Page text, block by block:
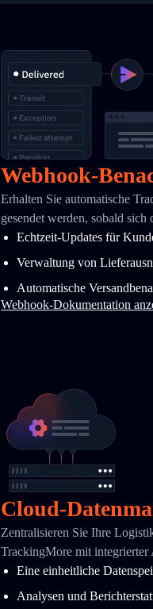
Webhook-
Erhalten Sie automatische
gesendet werden, sobald
Echtzeit-Updates für
Verwaltung von
Automatische
Webhook-Dokumentation
Cloud-
Zentralisieren Sie Ihre
TrackingMore mit integrierter
Eine einheitliche
Analysen und